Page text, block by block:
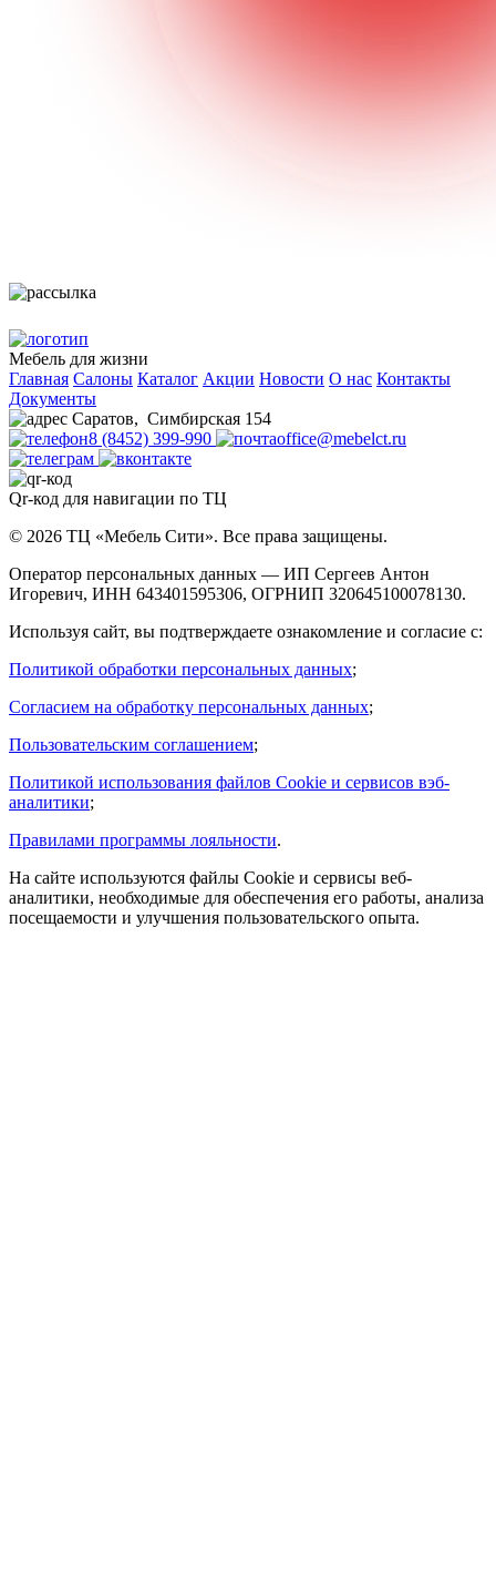
Мебель для жизни
Главная Салоны Каталог Акции Новости О нас Контакты
Документы
Саратов, Симбирская 154
8 (8452) 399-990
office@mebelct.ru
Qr-код для навигации по ТЦ
© 2026 ТЦ «Мебель Сити». Все права защищены.
Оператор персональных данных — ИП Сергеев Антон
Игоревич, ИНН 643401595306, ОГРНИП 320645100078130.
Используя сайт, вы подтверждаете ознакомление и согласие с:
Политикой обработки персональных данных;
Согласием на обработку персональных данных;
Пользовательским соглашением;
Политикой использования файлов Cookie и сервисов вэб-
аналитики;
Правилами программы лояльности.
На сайте используются файлы Cookie и сервисы веб-
аналитики, необходимые для обеспечения его работы, анализа
посещаемости и улучшения пользовательского опыта.